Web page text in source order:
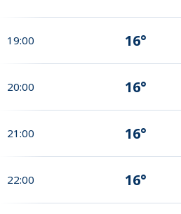
19:00 16°
20:00 16°
21:00 16°
22:00 16°